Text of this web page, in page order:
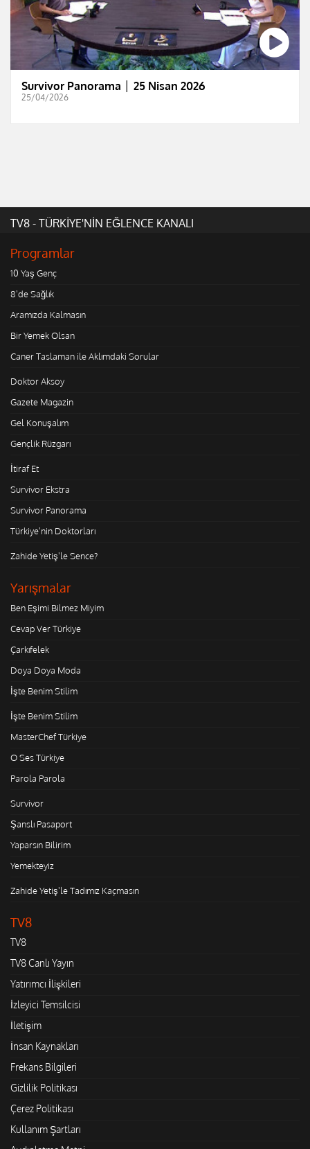
Survivor Panorama │ 25 Nisan 2026
25/04/2026
TV8 - TÜRKİYE'NİN EĞLENCE KANALI
Programlar
10 Yaş Genç
8'de Sağlık
Aramızda Kalmasın
Bir Yemek Olsan
Caner Taslaman ile Aklımdaki Sorular
Doktor Aksoy
Gazete Magazin
Gel Konuşalım
Gençlik Rüzgarı
İtiraf Et
Survivor Ekstra
Survivor Panorama
Türkiye'nin Doktorları
Zahide Yetiş'le Sence?
Yarışmalar
Ben Eşimi Bilmez Miyim
Cevap Ver Türkiye
Çarkıfelek
Doya Doya Moda
İşte Benim Stilim
İşte Benim Stilim
MasterChef Türkiye
O Ses Türkiye
Parola Parola
Survivor
Şanslı Pasaport
Yaparsın Bilirim
Yemekteyiz
Zahide Yetiş'le Tadımız Kaçmasın
TV8
TV8
TV8 Canlı Yayın
Yatırımcı İlişkileri
İzleyici Temsilcisi
İletişim
İnsan Kaynakları
Frekans Bilgileri
Gizlilik Politikası
Çerez Politikası
Kullanım Şartları